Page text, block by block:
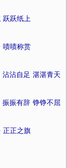
跃跃纸上
啧啧称赏
沾沾自足 湛湛青天
振振有辞 铮铮不屈
正正之旗